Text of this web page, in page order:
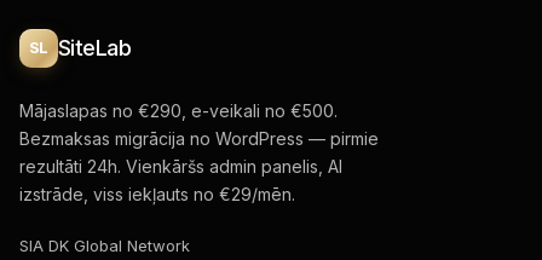
SL SiteLab
Mājaslapas no €290, e-veikali no €500.
Bezmaksas migrācija no WordPress — pirmie
rezultāti 24h. Vienkāršs admin panelis, AI
izstrāde, viss iekļauts no €29/mēn.
SIA DK Global Network